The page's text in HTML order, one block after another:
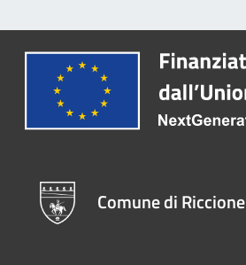
Comune di Riccione